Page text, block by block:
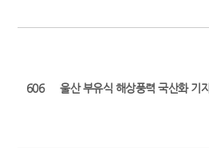
606 울산 부유식 해상풍력 국산화 기